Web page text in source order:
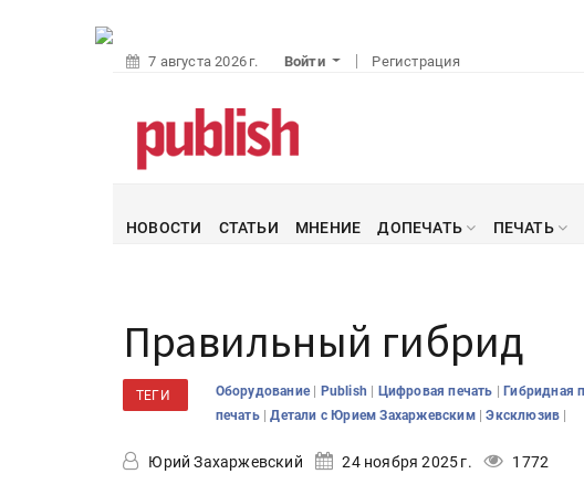
7 августа 2026 г. Войти Регистрация
НОВОСТИ СТАТЬИ МНЕНИЕ ДОПЕЧАТЬ ПЕЧАТЬ
Правильный гибрид
ТЕГИ Оборудование | Publish | Цифровая печать |Гибридная
печать |Детали с Юрием Захаржевским |Эксклюзив |
Юрий Захаржевский 24 ноября 2025 г. 1772